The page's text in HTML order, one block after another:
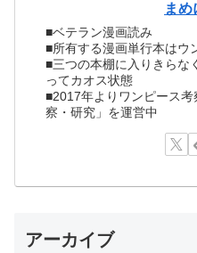
まめ
■ベテラン漫画読み
■所有する漫画単行本はウ
■三つの本棚に入りきらな
ってカオス状態
■2017年よりワンピース
察・研究」を運営中
アーカイブ